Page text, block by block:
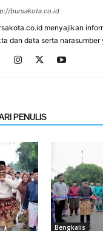
bursakota.co.id
menyajikan
dan data serta narasumber
PENULIS
Bengkalis